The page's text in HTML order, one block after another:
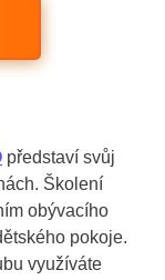
představí svůj
Školení
obývacího
pokoje.
využíváte